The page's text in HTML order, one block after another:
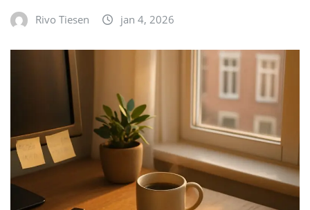
Rivo Tiesen jan 4, 2026